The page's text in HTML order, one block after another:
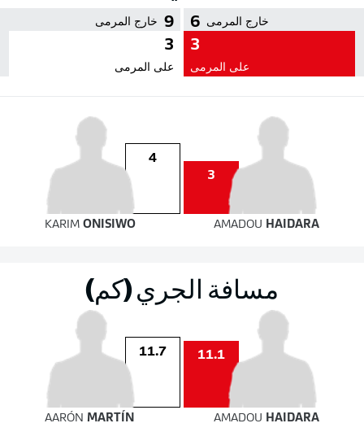
6 خارج المرمى
3
على المرمى
9 خارج المرمى
3
على المرمى
3
4
KARIMONISIWO AMADOU HAIDARA
مسافة الجري (كم)
11.1
11.7
AARÓNMARTÍN AMADOU HAIDARA